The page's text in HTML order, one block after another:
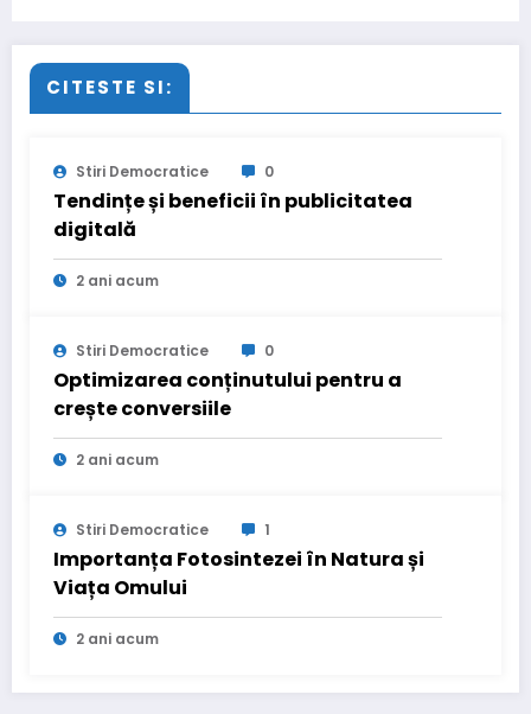
CITESTE SI:
Stiri Democratice 0
Tendințe și beneficii în publicitatea
digitală
2 ani acum
Stiri Democratice 0
Optimizarea conținutului pentru a
crește conversiile
2 ani acum
Stiri Democratice 1
Importanța Fotosintezei în Natura și
Viața Omului
2 ani acum